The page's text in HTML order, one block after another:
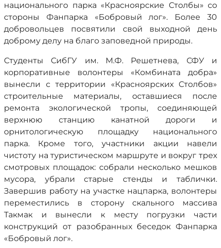
национального парка «Красноярские Столбы» со
стороны Фанпарка «Бобровый лог». Более 30
добровольцев посвятили свой выходной день
доброму делу на благо заповедной природы.
Студенты СибГУ им. М.Ф. Решетнева, СФУ и
корпоративные волонтеры «Комбината добра»
вынесли с территории «Красноярских Столбов»
строительные материалы, оставшиеся после
ремонта экологической тропы, соединяющей
верхнюю станцию канатной дороги и
орнитологическую площадку национального
парка. Кроме того, участники акции навели
чистоту на туристическом маршруте и вокруг трех
смотровых площадок: собрали несколько мешков
мусора, убрали старые стенды и таблички.
Завершив работу на участке нацпарка, волонтеры
переместились в сторону скального массива
Такмак и вынесли к месту погрузки части
конструкций от разобранных беседок Фанпарка
«Бобровый лог».